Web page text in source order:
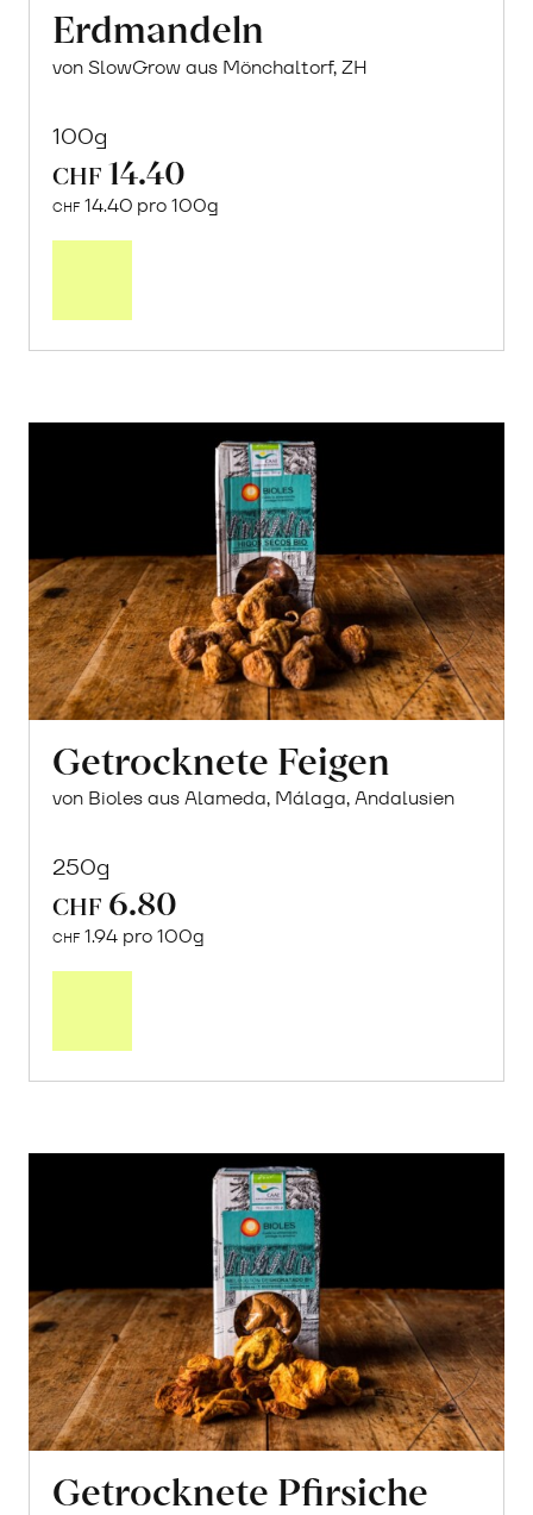
Erdmandeln
von SlowGrow aus Mönchaltorf, ZH
100g
CHF 14.40
CHF 14.40 pro 100g
Getrocknete Feigen
von Bioles aus Alameda, Málaga, Andalusien
250g
CHF 6.80
CHF 1.94 pro 100g
Getrocknete Pfirsiche